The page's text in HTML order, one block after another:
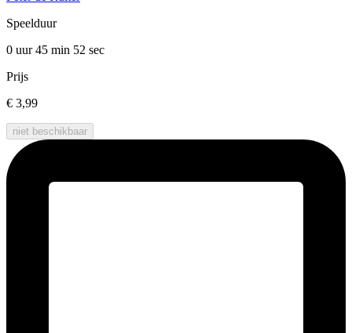
Speelduur
0 uur 45 min 52 sec
Prijs
€ 3,99
niet beschikbaar